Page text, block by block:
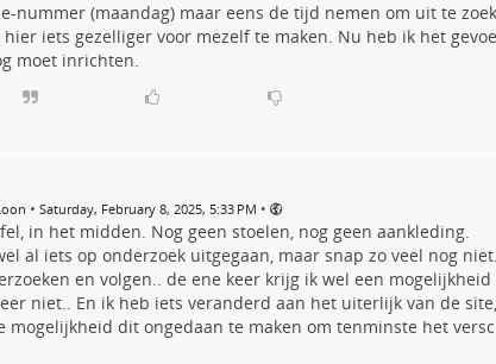
nummer (maandag) maar eens de tijd nemen om uit te
iets gezelliger voor mezelf te maken. Nu heb ik het
moet inrichten.
• Saturday, February 8, 2025, 5:33 PM •
in het midden. Nog geen stoelen, nog geen aankleding.
al iets op onderzoek uitgegaan, maar snap zo veel nog niet.
en volgen.. de ene keer krijg ik wel een mogelijkheid
niet.. En ik heb iets veranderd aan het uiterlijk van de site,
mogelijkheid dit ongedaan te maken om tenminste het